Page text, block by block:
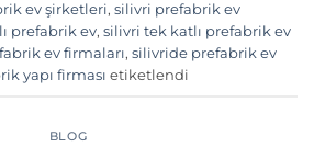
ev şirketleri, silivri prefabrik ev
prefabrik ev, silivri tek katlı prefabrik ev
ev firmaları, silivride prefabrik ev
yapı firması etiketlendi
BLOG